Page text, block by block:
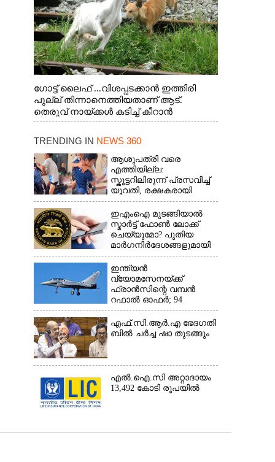
ഗോട്ട് ലൈഫ് ...വിശപ്പടക്കാൻ ഇത്തിരി
പുല്ല് തിന്നാനെത്തിയതാണ് ആട്.
തെരുവ് നായ്ക്കൾ കടിച്ച് കീറാൻ
വന്നതോടെ വയറിന്റെ ആന്തൽ മറന്ന്
വാത്തുരുത്തിയിൽ നിന്നുള്ള കാഴ്ച
TRENDING IN NEWS 360
ആശുപത്രി വരെ
എത്തിയില്ല:
സ്കൂട്ടറിലിരുന്ന് പ്രസവിച്ച്
യുവതി, രക്ഷകരായി
ജീവനക്കാർ
ഇഎംഐ മുടങ്ങിയാൽ
സ്മാർട്ട് ഫോൺ ലോക്ക്
ചെയ്യുമോ? പുതിയ
മാർഗനിർദേശങ്ങളുമായി
ആർബിഐ
ഇന്ത്യൻ
വ്യോമസേനയ്‌ക്ക്
ഫ്രാൻസിന്റെ വമ്പൻ
റഫാൽ ഓഫർ; 94
യുദ്ധവിമാനങ്ങൾ
ഇന്ത്യയിൽതന്നെ
നിർ‌മ്മിക്കും
എ​ഫ്.​സി.​ആ​ർ.​എ​ ​ഭേ​ദ​ഗ​തി​
​ബിൽ ച​ർ​ച്ച​ ​ഷാ​ ​തുടങ്ങും
എൽ.ഐ.സി അറ്റാദായം
13,492 കോടി രൂപയിൽ